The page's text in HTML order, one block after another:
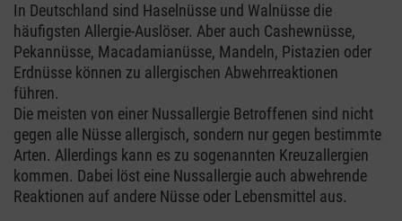
In Deutschland sind Haselnüsse und Walnüsse die
häufigsten Allergie-Auslöser. Aber auch Cashewnüsse,
Pekannüsse, Macadamianüsse, Mandeln, Pistazien oder
Erdnüsse können zu allergischen Abwehrreaktionen
führen.
Die meisten von einer Nussallergie Betroffenen sind nicht
gegen alle Nüsse allergisch, sondern nur gegen bestimmte
Arten. Allerdings kann es zu sogenannten Kreuzallergien
kommen. Dabei löst eine Nussallergie auch abwehrende
Reaktionen auf andere Nüsse oder Lebensmittel aus.